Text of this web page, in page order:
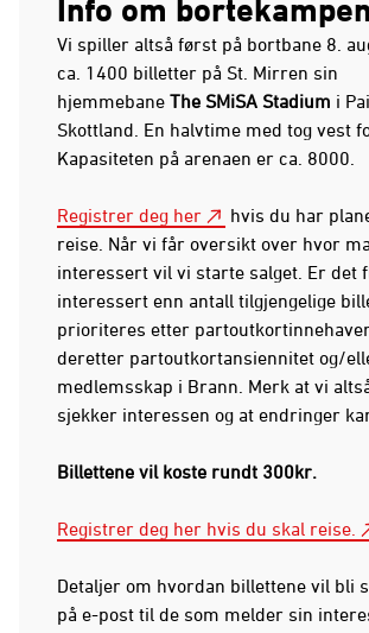
Info om
Vi spiller altså først på bortbane 8.
ca. 1400 billetter på St. Mirren sin
hjemmebane The SMiSA Stadium i
Skottland. En halvtime med tog vest
Kapasiteten på arenaen er ca. 8000.
Registrer deg her
hvis du har
reise. Når vi får oversikt over hvor
interessert vil vi starte salget. Er det
interessert enn antall tilgjengelige
prioriteres etter
deretter partoutkortansiennitet og/
medlemsskap i Brann. Merk at vi
sjekker interessen og at endringer
Billettene vil koste rundt 300kr.
Registrer deg her hvis du skal reise.
Detaljer om hvordan billettene vil bli
på e-post til de som melder sin